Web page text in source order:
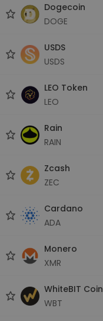
Dogecoin
DOGE
USDS
USDS
LEO Token
LEO
Rain
RAIN
Zcash
ZEC
Cardano
ADA
Monero
XMR
WhiteBIT Coin
WBT